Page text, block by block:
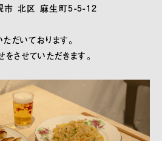
市 北区 麻生町5-5-12
だいております。
させていただきます。